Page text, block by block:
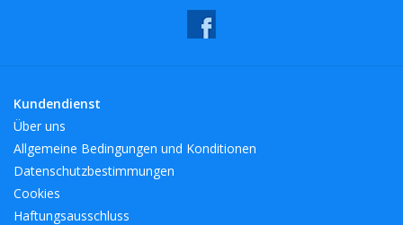
Kundendienst
Über uns
Allgemeine Bedingungen und Konditionen
Datenschutzbestimmungen
Cookies
Haftungsausschluss